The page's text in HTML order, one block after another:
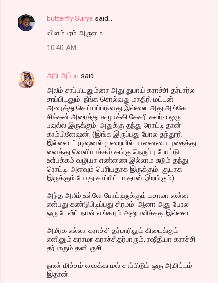
butterfly Surya said…
விளம்பரம் அருமை..
10:40 AM
அபி அப்பா said…
அலீம் சாப்பிடனும்னா அது துபாய் கராச்சி தர்பார்ல
சாப்பிடனும். நீங்க சொல்வது மாதிரி மட்டன்
அரைத்து செய்யப்படுவது இல்லை. அது அங்கே
சிக்கன் அரைத்து கூழாக்கி கேசரி கலர்ல ஒரு
பவுல்ல இருக்கும். அதுக்கு தந்து ரொட்டி தான்
காம்பினேஷன். (இங்க இருப்பது போல தந்தூரி
இல்லை. ட்ரடிஷனல் முறையில் பானையை புதைத்து
வைத்து வெளிப்பக்கம் கங்கு நெருப்பு போட்டு
உள்பக்கம் வழியா எண்ணை இல்லாம சுடும் தந்து
ரொட்டி. அளவும் பெரியதாக இருக்கும். சூடாக
இருக்கும் போது சாப்பிட்டா தான் இறங்கும்)
அந்த அலீம் உள்ளே போட்டிருக்கும் மசாலா என்ன
என்பது கண்டுபிடிப்பது சிரமம். ஆனா அது போல
ஒரு டேஸ்ட் நான் எங்கயும் அனுபவிச்சது இல்லை.
அமீரக எல்லா கராச்சி தர்பாரிலும் கிடைக்கும்
எனினும் கராமா கராச்சிதர்பாரும், ரஷீதியா கராச்சி
தர்பாரும் தனி ருசி.
நான் மிச்சம் வைக்காமல் சாப்பிடும் ஒரு அயிட்டம்
இதான்.